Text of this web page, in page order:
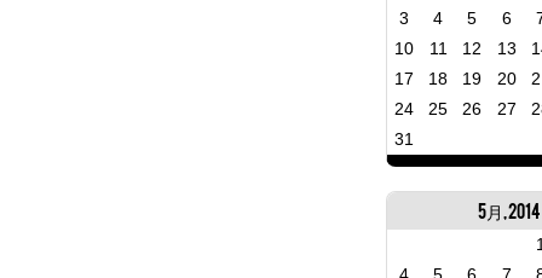
3 4 5 6
10
11 12 13
17
18 19 20
24
25 26 27
31
5月, 2014
4
5 6 7